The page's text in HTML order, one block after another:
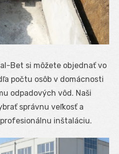
Bet si môžete objednať vo
počtu osôb v domácnosti
odpadových vôd. Naši
správnu veľkosť a
inštaláciu.